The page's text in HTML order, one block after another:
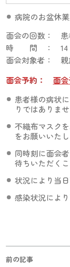
病院のお盆休
面会の回数： 患
時 間 ： 14：
面会対象者：
面会予約： 面
患者様の病状
りではありませ
不織布マスク
をお願いいたし
同時刻に面会
待ちいただく
状況により当
感染状況によ
前の記事